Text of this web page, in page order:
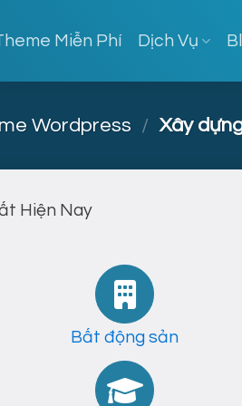
Miễn Phí Dịch Vụ
Wordpress / Xây
Hiện Nay
Bất động sản